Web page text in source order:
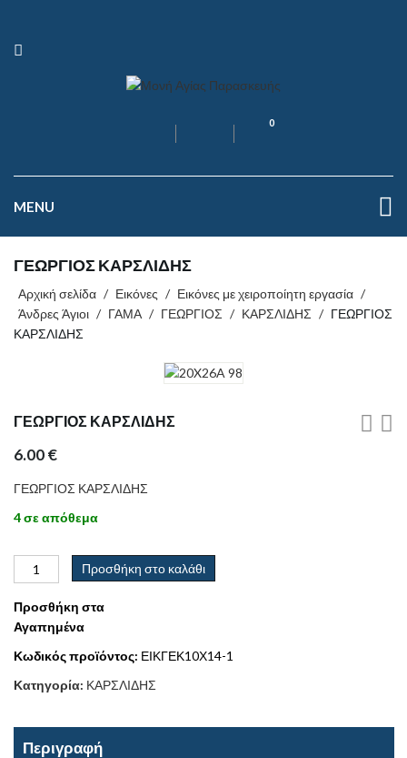
0
MENU
ΓΕΩΡΓΙΟΣ ΚΑΡΣΛΙΔΗΣ
Αρχική σελίδα / Εικόνες / Εικόνες με χειροποίητη εργασία /
Άνδρες Άγιοι / ΓΑΜΑ / ΓΕΩΡΓΙΟΣ / ΚΑΡΣΛΙΔΗΣ / ΓΕΩΡΓΙΟΣ
ΚΑΡΣΛΙΔΗΣ
ΓΕΩΡΓΙΟΣ ΚΑΡΣΛΙΔΗΣ
6.00€
ΓΕΩΡΓΙΟΣ ΚΑΡΣΛΙΔΗΣ
4 σε απόθεμα
Προσθήκη στο καλάθι
Προσθήκη στα
Αγαπημένα
Κωδικός προϊόντος: ΕΙΚΓΕΚ10Χ14-1
Κατηγορία: ΚΑΡΣΛΙΔΗΣ
Περιγραφή